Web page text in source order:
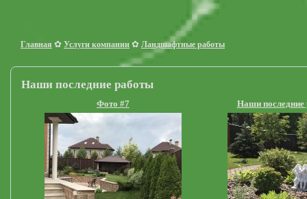
Главная ✿ Услуги компании ✿ Ландшафтные работы
Наши последние работы
Фото #7 Наши последние